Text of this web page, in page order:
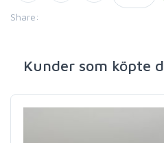
Share:
Kunder som köpte